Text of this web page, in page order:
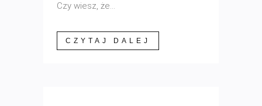
Czy wiesz, że...
CZYTAJ DALEJ